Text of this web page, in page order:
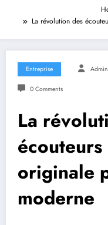
La révolution des
Entreprise Admin
0 Comments
La
originale
moderne